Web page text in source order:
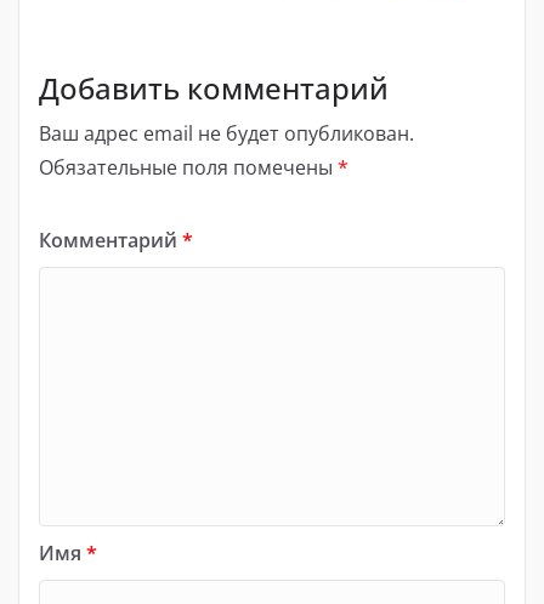
Добавить комментарий
Ваш адрес email не будет опубликован.
Обязательные поля помечены *
Комментарий *
Имя *